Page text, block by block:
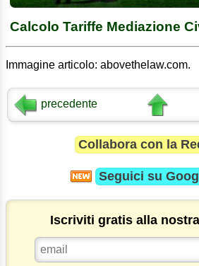
Calcolo Tariffe Mediazione
Immagine articolo: abovethelaw.com.
precedente
Collabora con la
Seguici su
Iscriviti gratis alla